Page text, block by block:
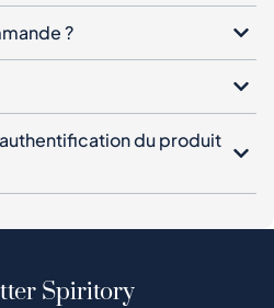
?
du produit
Spiritory